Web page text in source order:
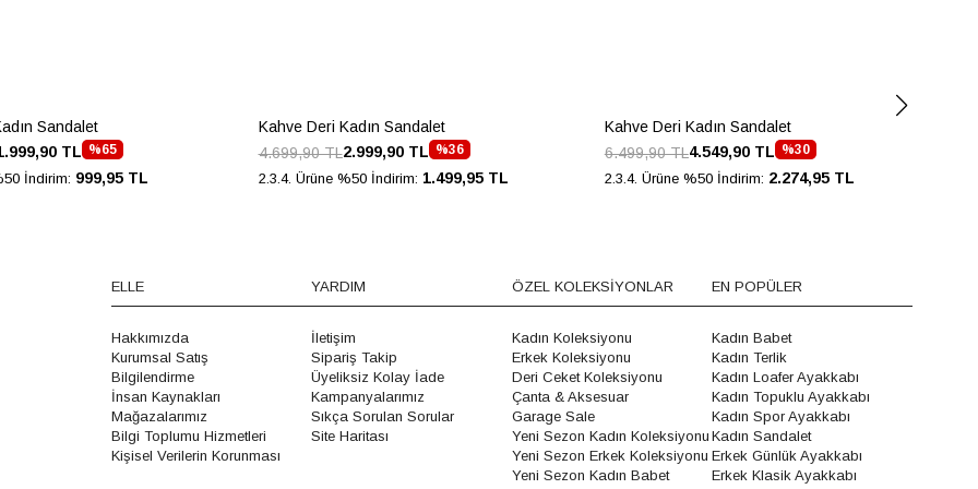
Sandalet
%65
TL
İndirim: 999,95 TL
Kahve Deri Kadın Sandalet
%36
2.999,90 TL
4.699,90 TL
2.3.4. Ürüne %50 İndirim: 1.499,95 TL
Kahve Deri Kadın Sandalet
%30
4.549,90 TL
6.499,90 TL
2.3.4. Ürüne %50 İndirim: 2.274,95 TL
ELLE
Hakkımızda
Kurumsal Satış
Bilgilendirme
İnsan Kaynakları
Mağazalarımız
Bilgi Toplumu Hizmetleri
Kişisel Verilerin Korunması
YARDIM
İletişim
Sipariş Takip
Üyeliksiz Kolay İade
Kampanyalarımız
Sıkça Sorulan Sorular
Site Haritası
ÖZEL KOLEKSİYONLAR
Kadın Koleksiyonu
Erkek Koleksiyonu
Deri Ceket Koleksiyonu
Çanta & Aksesuar
Garage Sale
Yeni Sezon Kadın Koleksiyonu
Yeni Sezon Erkek Koleksiyonu
Yeni Sezon Kadın Babet
EN POPÜLER
Kadın Babet
Kadın Terlik
Kadın Loafer Ayakkabı
Kadın Topuklu Ayakkabı
Kadın Spor Ayakkabı
Kadın Sandalet
Erkek Günlük Ayakkabı
Erkek Klasik Ayakkabı